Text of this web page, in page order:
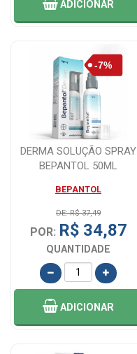
ADICIONAR
DERMA SOLUÇÃO SPRAY
BEPANTOL 50ML
BEPANTOL
DE: R$ 37,49
POR: R$ 34,87
QUANTIDADE
ADICIONAR